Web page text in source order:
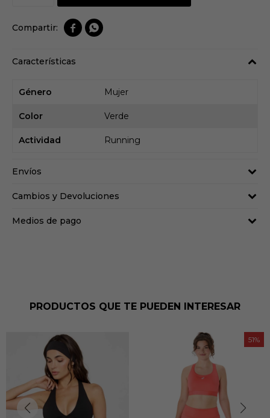
 
Envíos
Cambios y Devoluciones
Medios de pago
Características
Género Mujer
Color Verde
Actividad Running
PRODUCTOS QUE TE PUEDEN INTERESAR
51